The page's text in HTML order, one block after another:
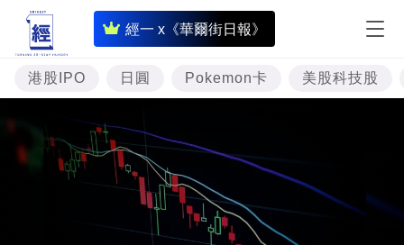
經一 x《華爾街日報》
即
時
財
經
專
題
投
港股IPO 日圓 Pokemon卡 美股科技股